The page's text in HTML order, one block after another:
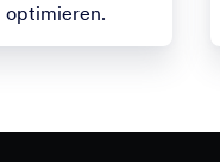
optimieren.